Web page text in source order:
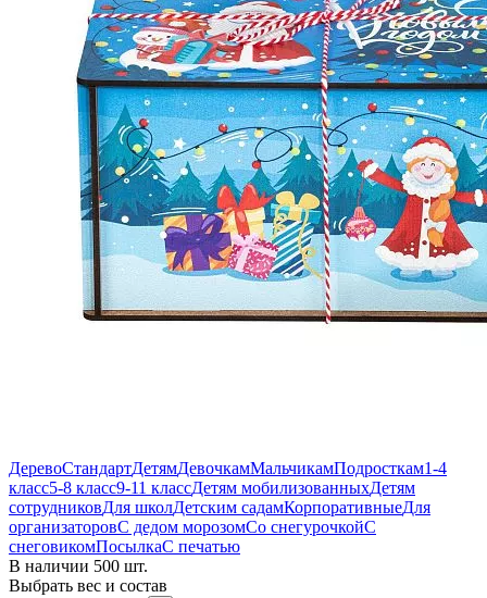
ДеревоСтандартДетямДевочкамМальчикамПодросткам1-4
класс5-8 класс9-11 классДетям мобилизованныхДетям
сотрудниковДля школДетским садамКорпоративныеДля
организаторовС дедом морозомСо снегурочкойС
снеговикомПосылкаС печатью
В наличии 500 шт.
Выбрать вес и состав